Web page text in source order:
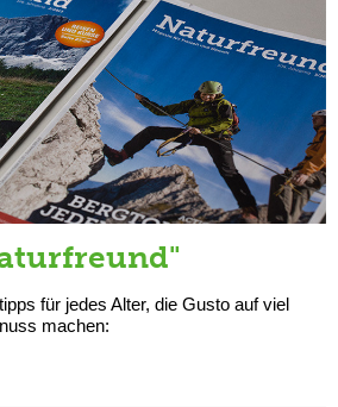
für jedes Alter, die Gusto auf viel
machen: